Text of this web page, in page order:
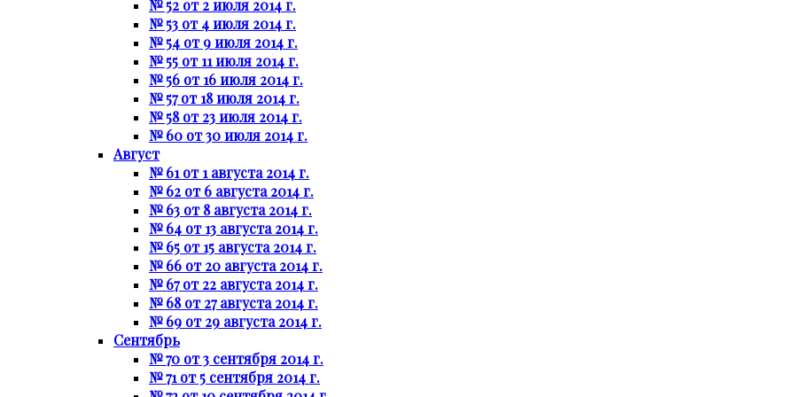
№ 52 от 2 июля 2014 г.
№ 53 от 4 июля 2014 г.
№ 54 от 9 июля 2014 г.
№ 55 от 11 июля 2014 г.
№ 56 от 16 июля 2014 г.
№ 57 от 18 июля 2014 г.
№ 58 от 23 июля 2014 г.
№ 60 от 30 июля 2014 г.
Август
№ 61 от 1 августа 2014 г.
№ 62 от 6 августа 2014 г.
№ 63 от 8 августа 2014 г.
№ 64 от 13 августа 2014 г.
№ 65 от 15 августа 2014 г.
№ 66 от 20 августа 2014 г.
№ 67 от 22 августа 2014 г.
№ 68 от 27 августа 2014 г.
№ 69 от 29 августа 2014 г.
Сентябрь
№ 70 от 3 сентября 2014 г.
№ 71 от 5 сентября 2014 г.